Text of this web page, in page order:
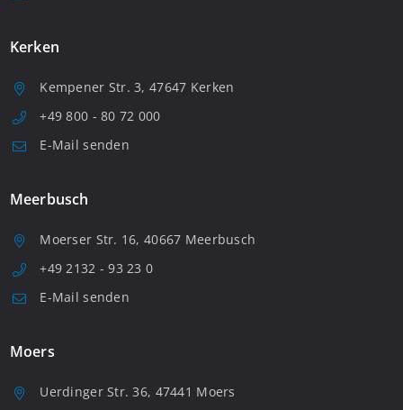
Kerken
Kempener Str. 3, 47647 Kerken
+49 800 - 80 72 000
E-Mail senden
Meerbusch
Moerser Str. 16, 40667 Meerbusch
+49 2132 - 93 23 0
E-Mail senden
Moers
Uerdinger Str. 36, 47441 Moers